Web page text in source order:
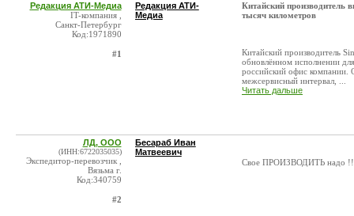
Редакция АТИ-Медиа
IT-компания ,
Санкт-Петербург
Код:1971890
#1
Редакция АТИ-
Медиа
Китайский производитель
тысяч километров
Китайский производитель
обновлённом исполнении
российский офис компании.
межсервисный интервал, ...
Читать дальше
ЛД, ООО
(ИНН:6722035035)
Экспедитор-перевозчик ,
Вязьма г.
Код:340759
#2
Бесараб Иван
Матвеевич
Свое ПРОИЗВОДИТЬ надо